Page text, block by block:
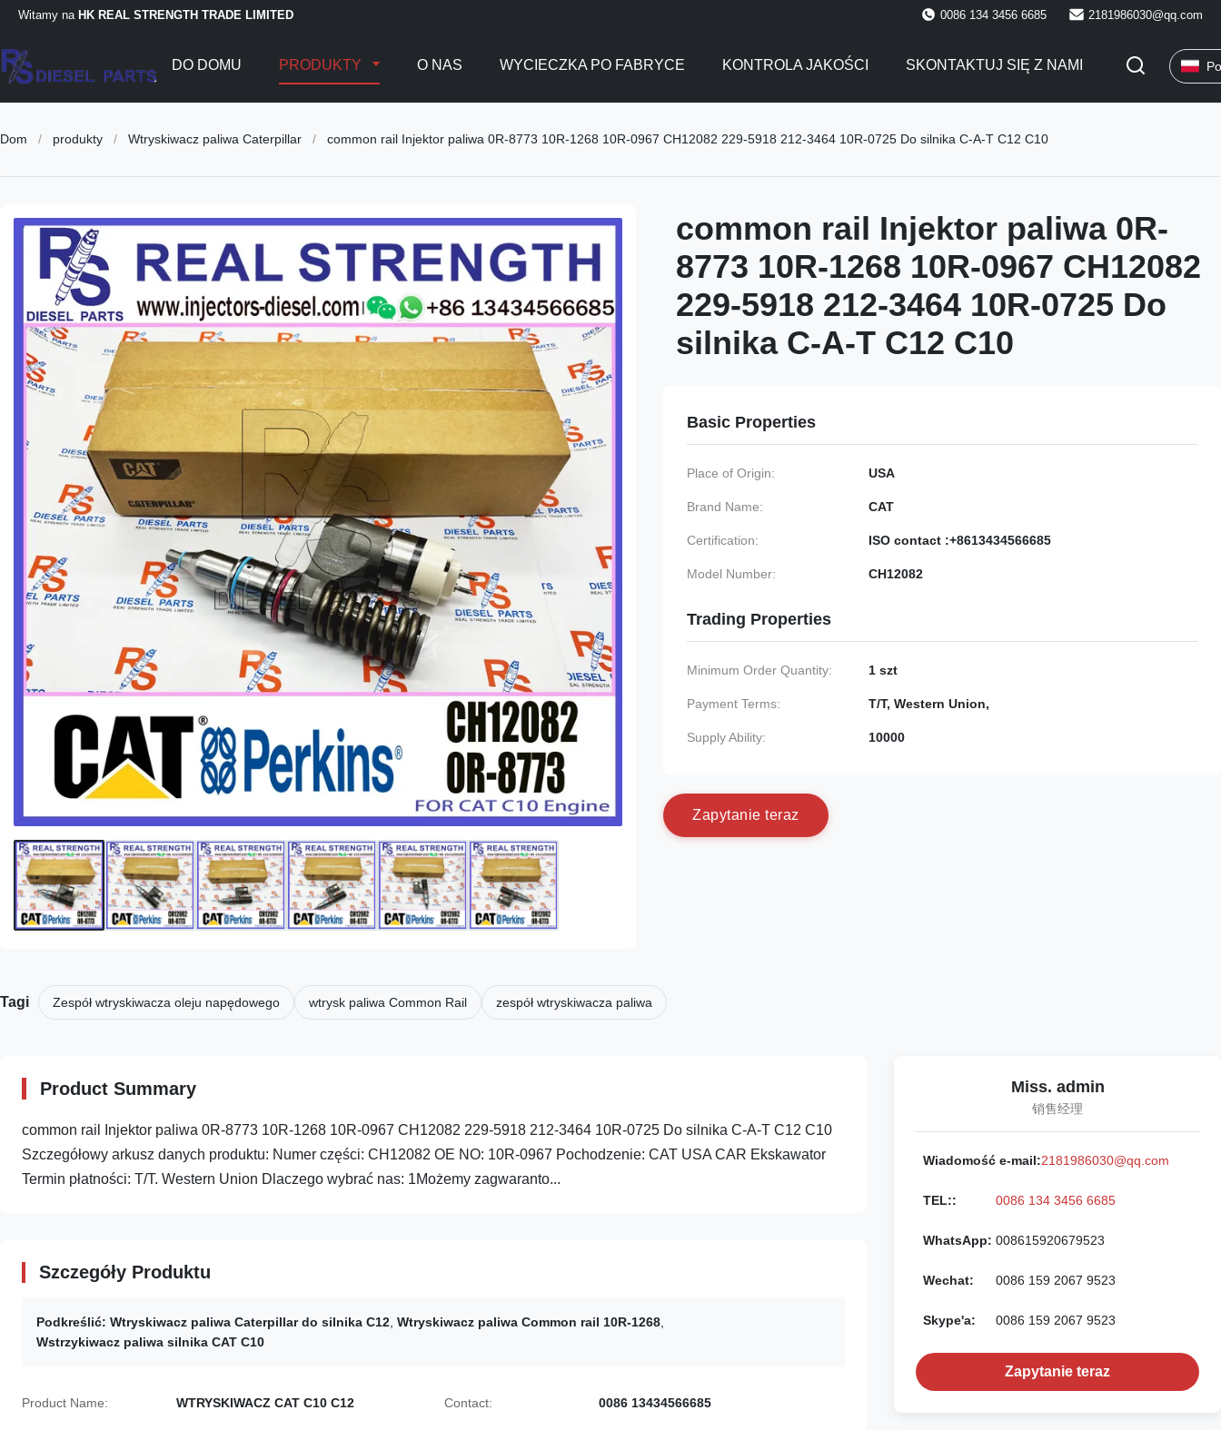
Witamy na HK REAL STRENGTH TRADE LIMITED 0086 134 3456 6685 2181986030@qq.com
DO DOMU PRODUKTY O NAS WYCIECZKA PO FABRYCE KONTROLA JAKOŚCI SKONTAKTUJ SIĘ Z NAMI
Dom / produkty / Wtryskiwacz paliwa Caterpillar / common rail Injektor paliwa 0R-8773 10R-1268 10R-0967 CH12082 229-5918 212-3464 10R-0725 Do silnika C-A-T C12 C10
common rail Injektor paliwa 0R-
8773 10R-1268 10R-0967 CH12082
229-5918 212-3464 10R-0725 Do
silnika C-A-T C12 C10
Basic Properties
Place of Origin: USA
Brand Name: CAT
Certification: ISO contact :+8613434566685
Model Number: CH12082
Trading Properties
Minimum Order Quantity: 1 szt
Payment Terms: T/T, Western Union,
Supply Ability: 10000
Zapytanie teraz
Tagi Zespół wtryskiwacza oleju napędowego wtrysk paliwa Common Rail zespół wtryskiwacza paliwa
Product Summary
common rail Injektor paliwa 0R-8773 10R-1268 10R-0967 CH12082 229-5918 212-3464 10R-0725 Do silnika C-A-T C12 C10
Szczegółowy arkusz danych produktu: Numer części: CH12082 OE NO: 10R-0967 Pochodzenie: CAT USA CAR Ekskawator
Termin płatności: T/T. Western Union Dlaczego wybrać nas: 1Możemy zagwaranto...
Szczegóły Produktu
Podkreślić: Wtryskiwacz paliwa Caterpillar do silnika C12 Wtryskiwacz paliwa Common rail 10R-1268
Wstrzykiwacz paliwa silnika CAT C10
Product Name: WTRYSKIWACZ CAT C10 C12 Contact: 0086 13434566685
Miss. admin
销售经理
Wiadomość e-mail:2181986030@qq.com
TEL:: 0086 134 3456 6685
WhatsApp: 008615920679523
Wechat: 0086 159 2067 9523
Skype'a: 0086 159 2067 9523
Zapytanie teraz